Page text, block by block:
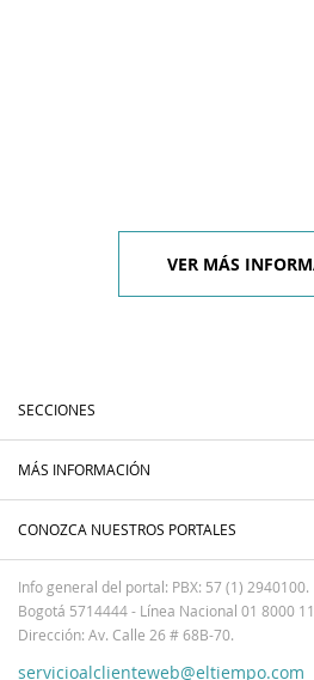
VER MÁS
SECCIONES
MÁS INFORMACIÓN
CONOZCA NUESTROS PORTALES
Info general del portal: PBX: 57 (1) 2940100.
Bogotá 5714444 - Línea Nacional 01 8000
Dirección: Av. Calle 26 # 68B-70.
servicioalclienteweb@eltiempo.com